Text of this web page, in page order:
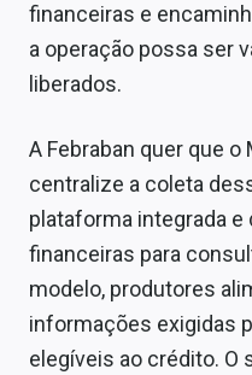
financeiras e
a operação possa ser
liberados.
A Febraban quer que
centralize a coleta
plataforma integrada
financeiras para
modelo, produtores
informações exigidas
elegíveis ao crédito. O